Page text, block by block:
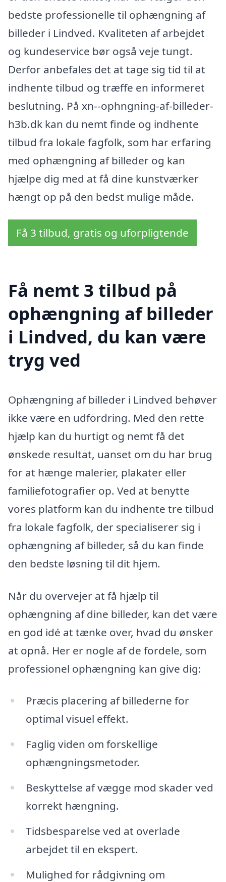
bedste professionelle til ophængning af
billeder i Lindved. Kvaliteten af arbejdet
og kundeservice bør også veje tungt.
Derfor anbefales det at tage sig tid til at
indhente tilbud og træffe en informeret
beslutning. På xn--ophngning-af-billeder-
h3b.dk kan du nemt finde og indhente
tilbud fra lokale fagfolk, som har erfaring
med ophængning af billeder og kan
hjælpe dig med at få dine kunstværker
hængt op på den bedst mulige måde.
Få 3 tilbud, gratis og uforpligtende
Få nemt 3 tilbud på
ophængning af billeder
i Lindved, du kan være
tryg ved
Ophængning af billeder i Lindved behøver
ikke være en udfordring. Med den rette
hjælp kan du hurtigt og nemt få det
ønskede resultat, uanset om du har brug
for at hænge malerier, plakater eller
familiefotografier op. Ved at benytte
vores platform kan du indhente tre tilbud
fra lokale fagfolk, der specialiserer sig i
ophængning af billeder, så du kan finde
den bedste løsning til dit hjem.
Når du overvejer at få hjælp til
ophængning af dine billeder, kan det være
en god idé at tænke over, hvad du ønsker
at opnå. Her er nogle af de fordele, som
professionel ophængning kan give dig:
Præcis placering af billederne for
optimal visuel effekt.
Faglig viden om forskellige
ophængningsmetoder.
Beskyttelse af vægge mod skader ved
korrekt hængning.
Tidsbesparelse ved at overlade
arbejdet til en ekspert.
Mulighed for rådgivning om